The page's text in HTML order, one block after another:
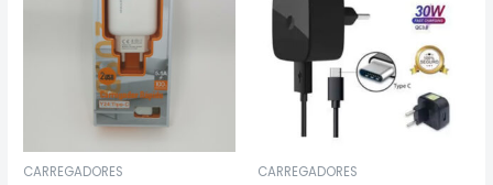
CARREGADORES CARREGADORES